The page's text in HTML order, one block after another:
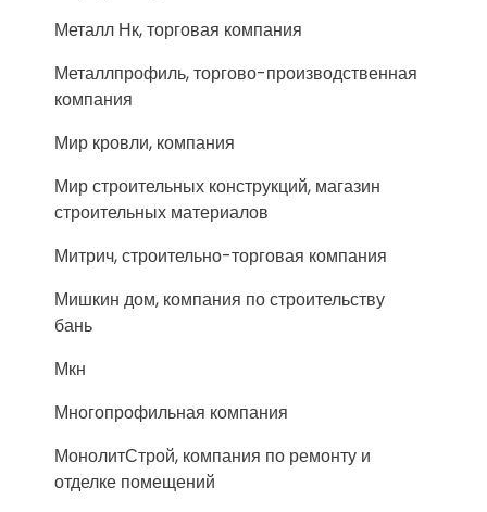
Металл Нк, торговая компания
Металлпрофиль, торгово-производственная
компания
Мир кровли, компания
Мир строительных конструкций, магазин
строительных материалов
Митрич, строительно-торговая компания
Мишкин дом, компания по строительству
бань
Мкн
Многопрофильная компания
МонолитСтрой, компания по ремонту и
отделке помещений